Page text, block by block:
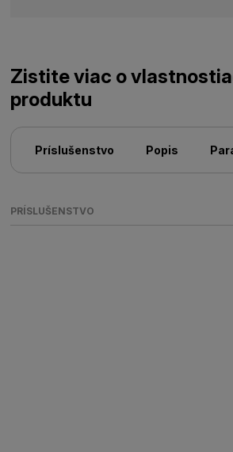
Zistite viac o
produktu
Príslušenstvo Popis
PRÍSLUŠENSTVO